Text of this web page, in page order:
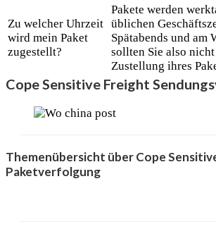
Zu welcher Uhrzeit
wird mein Paket
zugestellt?
Pakete werden
üblichen
Spätabends und am
sollten Sie also
Zustellung ihres
Cope Sensitive Freight
Themenübersicht über Cope
Paketverfolgung